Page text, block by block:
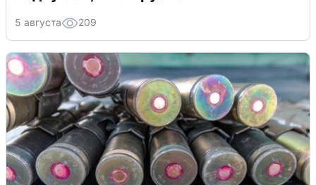
5 августа 209